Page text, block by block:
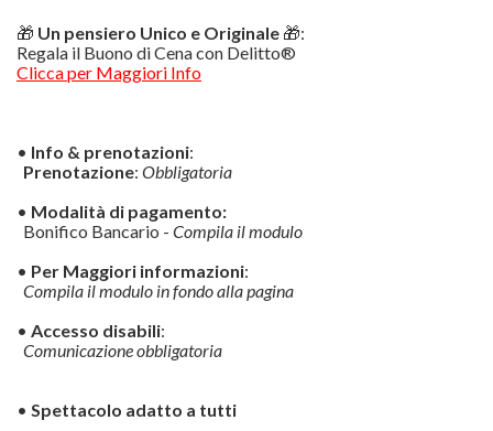
🎁 Un pensiero Unico e Originale 🎁:
Regala il Buono di Cena con Delitto®
Clicca per Maggiori Info
• Info & prenotazioni:
Prenotazione: Obbligatoria
• Modalità di pagamento:
Bonifico Bancario - Compila il modulo
• Per Maggiori informazioni:
Compila il modulo in fondo alla pagina
• Accesso disabili:
Comunicazione obbligatoria
• Spettacolo adatto a tutti